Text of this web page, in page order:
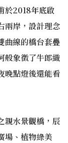
於2018年底啟
兩岸，設計理念
曲線的橋台套疊
般象徵了牛郎織
晚點燈後還能看
親水景觀橋，辰
場、植物綠美